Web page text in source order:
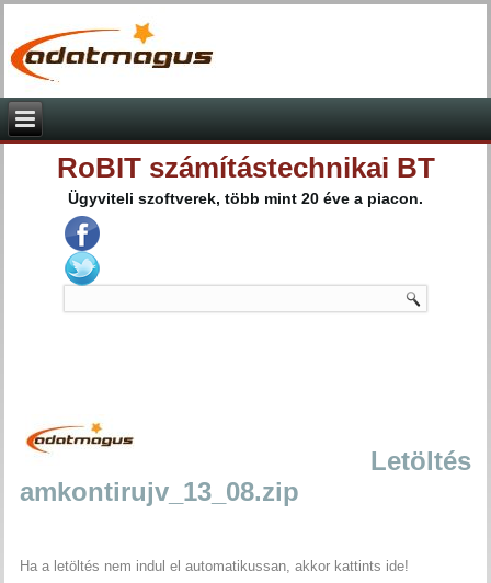
RoBIT számítástechnikai BT
Ügyviteli szoftverek, több mint 20 éve a piacon.
Letöltés
amkontirujv_13_08.zip
Ha a letöltés nem indul el automatikussan, akkor kattints ide!